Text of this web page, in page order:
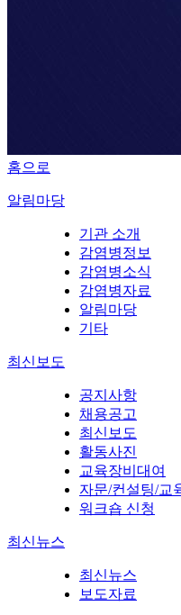
홈으로
알림마당
기관 소개
감염병정보
감염병소식
감염병자료
알림마당
기타
최신보도
공지사항
채용공고
최신보도
활동사진
교육장비대여
자문/컨설팅/교
워크숍 신청
최신뉴스
최신뉴스
보도자료